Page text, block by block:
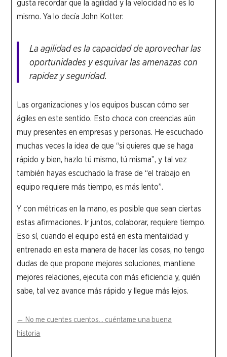
gusta recordar que la agilidad y la velocidad no es lo
mismo. Ya lo decía John Kotter:
La agilidad es la capacidad de aprovechar las
oportunidades y esquivar las amenazas con
rapidez y seguridad.
Las organizaciones y los equipos buscan cómo ser
ágiles en este sentido. Esto choca con creencias aún
muy presentes en empresas y personas. He escuchado
muchas veces la idea de que “si quieres que se haga
rápido y bien, hazlo tú mismo, tú misma”, y tal vez
también hayas escuchado la frase de “el trabajo en
equipo requiere más tiempo, es más lento”.
Y con métricas en la mano, es posible que sean ciertas
estas afirmaciones. Ir juntos, colaborar, requiere tiempo.
Eso sí, cuando el equipo está en esta mentalidad y
entrenado en esta manera de hacer las cosas, no tengo
dudas de que propone mejores soluciones, mantiene
mejores relaciones, ejecuta con más eficiencia y, quién
sabe, tal vez avance más rápido y llegue más lejos.
← No me cuentes cuentos... cuéntame una buena
historia